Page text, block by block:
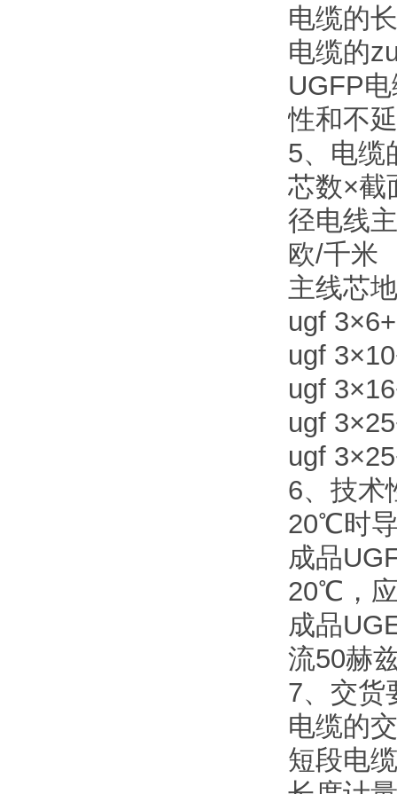
电缆的
电缆的
UGFP
性和不
5、电缆
芯数×截
径电线
欧/千米
主线芯
ugf
ugf
ugf
ugf
ugf
6、技术
20℃时
成品
20℃，
成品
流50赫
7、交货
电缆的
短段电